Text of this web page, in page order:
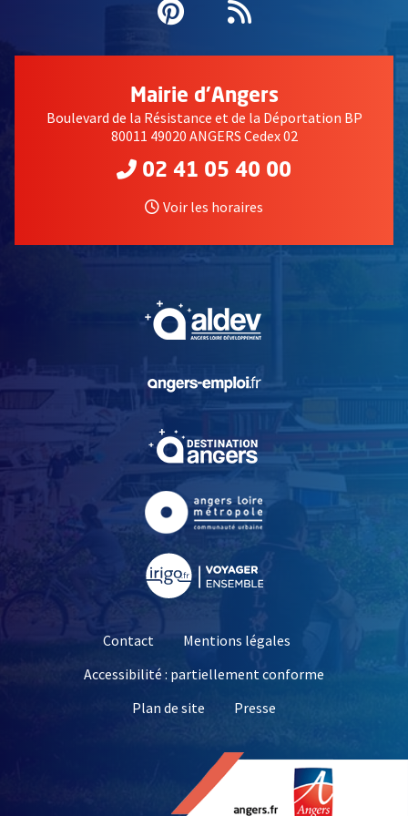
Pinterest
, Ouvre une
Flux RSS
Mairie d'Angers
Boulevard de la Résistance et de la Déportation BP
80011 49020 ANGERS Cedex 02
02 41 05 40 00
Voir les horaires
, Ouvre une nouvelle
, Ouvre une nouvelle
Contact
Mentions légales
Accessibilité : partiellement conforme
Plan de site
Presse